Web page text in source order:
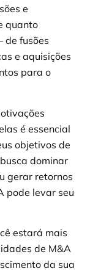
e
quanto
fusões
e aquisições
para o
é essencial
objetivos de
dominar
gerar retornos
pode levar seu
estará mais
de M&A
da sua